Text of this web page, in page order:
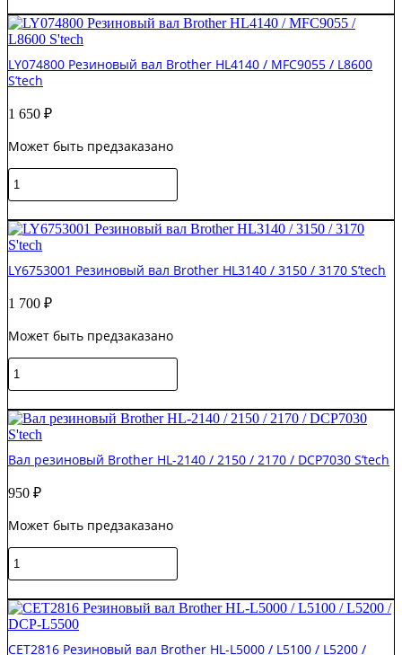
вал
Brother
HL-
L2300
S'tech
LY074800 Резиновый вал Brother HL4140 / MFC9055 / L8600
S’tech
1 650 ₽
Может быть предзаказано
Количество
товара
Резиновый
вал
Brother
HL4140
MFC9055
L8600
LY6753001 Резиновый вал Brother HL3140 / 3150 / 3170 S’tech
1 700 ₽
Может быть предзаказано
Количество
товара
Резиновый
вал
Brother
HL3140
3150
3170
Вал резиновый Brother HL-2140 / 2150 / 2170 / DCP7030 S’tech
950 ₽
Может быть предзаказано
Количество
товара
резиновый
Brother
HL-
2140
CET2816 Резиновый вал Brother HL-L5000 / L5100 / L5200 /